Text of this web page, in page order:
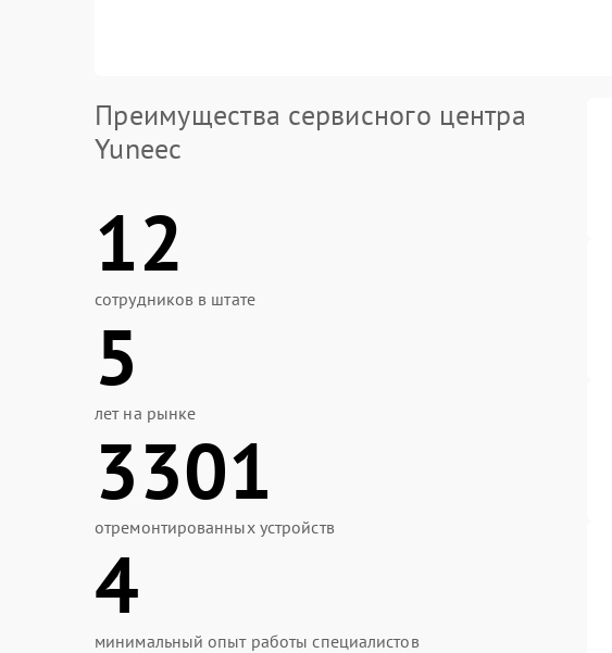
Преимущества сервисного центра
Yuneec
12
сотрудников в штате
5
лет на рынке
3301
отремонтированных устройств
4
минимальный опыт работы специалистов